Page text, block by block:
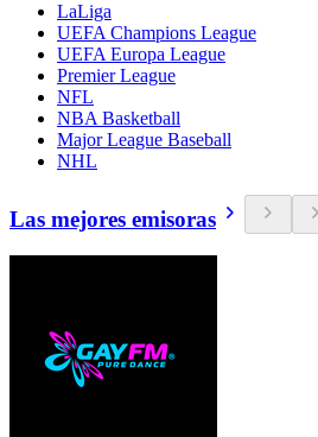
LaLiga
UEFA Champions League
UEFA Europa League
Premier League
NFL
NBA Basketball
Major League Baseball
NHL
Las mejores emisoras